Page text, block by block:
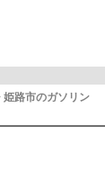
姫路市のガソリン